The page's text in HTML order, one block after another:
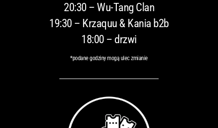
20:30 – Wu-Tang Clan
19:30 – Krzaquu & Kania b2b
18:00 – drzwi
*podane godziny mogą ulec zmianie